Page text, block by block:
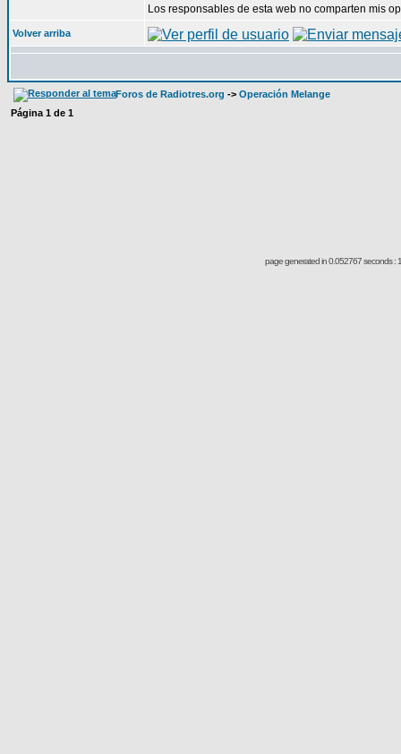
Los responsables de esta web no comparten mis
Volver arriba
Foros de Radiotres.org -> Operación Melange
Página 1 de 1
page generated in 0.052767 seconds :